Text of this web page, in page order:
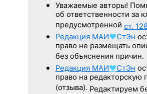
Уважаемые авторы!
об ответственности за
предусмотренной ст.
Редакция МАИ♥СтЭн
право не размещать
без объяснения причин.
Редакция МАИ♥СтЭн
право на редакторскую
(отзыва). Редактируем